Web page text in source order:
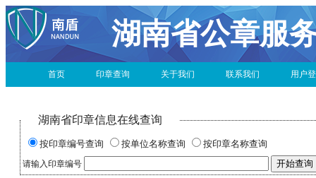
湖南省公章服
首页 印章查询 关于我们 联系我们 用户
湖南省印章信息在线查询
按印章编号查询 按单位名称查询 按印章名称查询
请输入印章编号